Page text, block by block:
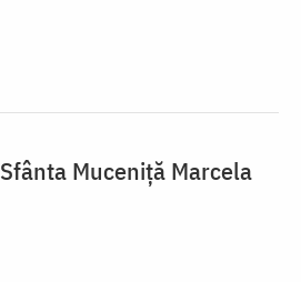
Sfânta Muceniță Marcela